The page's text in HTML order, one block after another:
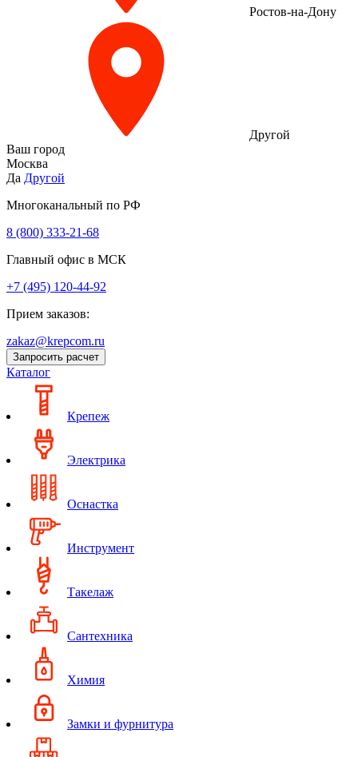
Ростов-на-Дону
Другой
Ваш город
Москва
Да Другой
Многоканальный по РФ
8 (800) 333‑21-68
Главный офис в МСК
+7 (495) 120-44-92
Прием заказов:
zakaz@krepcom.ru
Запросить расчет
Каталог
Крепеж
Электрика
Оснастка
Инструмент
Такелаж
Сантехника
Химия
Замки и фурнитура